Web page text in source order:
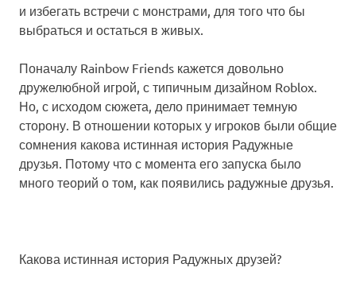
и избегать встречи с монстрами, для того что бы
выбраться и остаться в живых.
Поначалу Rainbow Friends кажется довольно
дружелюбной игрой, с типичным дизайном Roblox.
Но, с исходом сюжета, дело принимает темную
сторону. В отношении которых у игроков были общие
сомнения какова истинная история Радужные
друзья. Потому что с момента его запуска было
много теорий о том, как появились радужные друзья.
Какова истинная история Радужных друзей?